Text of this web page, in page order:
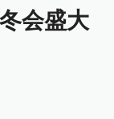
会盛大